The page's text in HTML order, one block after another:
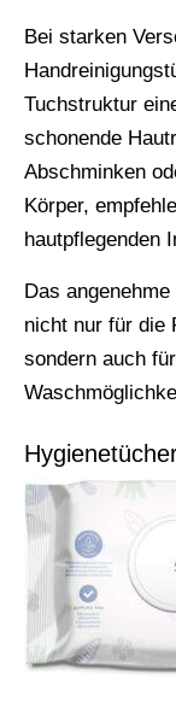
Bei starken
Tuchstruktur
schonende
Abschminken
Körper,
hautpflegenden
Das
nicht nur für die
sondern auch